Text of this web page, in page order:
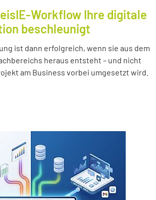
Workflow Ihre digitale
beschleunigt
ist dann erfolgreich, wenn sie aus dem
heraus entsteht – und nicht
am Business vorbei umgesetzt wird.